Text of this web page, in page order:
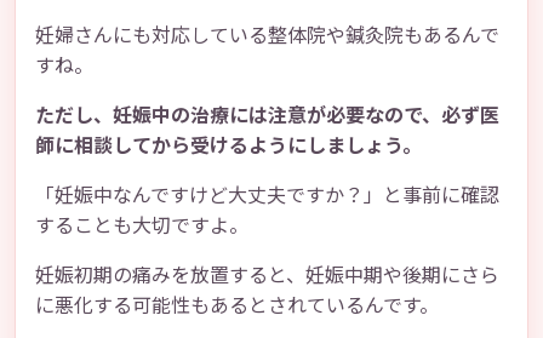
妊婦さんにも対応している整体院や鍼灸院もあるんで
すね。
ただし、妊娠中の治療には注意が必要なので、必ず医
師に相談してから受けるようにしましょう。
「妊娠中なんですけど大丈夫ですか？」と事前に確認
することも大切ですよ。
妊娠初期の痛みを放置すると、妊娠中期や後期にさら
に悪化する可能性もあるとされているんです。